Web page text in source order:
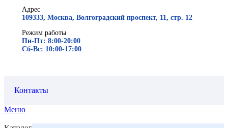
Адрес
109333, Москва, Волгоградский проспект, 11, стр. 12
Режим работы
Пн-Пт: 8:00-20:00
Сб-Вс: 10:00-17:00
Контакты
Меню